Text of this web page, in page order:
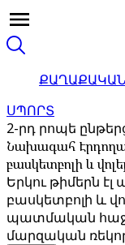
ՍՊՈՐՏ
2-րդ րոպե
Նախագահ
բասկետբոլի և
Երկու թիմերն
բասկետբոլի և
պատմական
մարզական